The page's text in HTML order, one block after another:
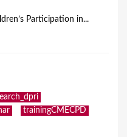
Participation in...
trainingCMECPD